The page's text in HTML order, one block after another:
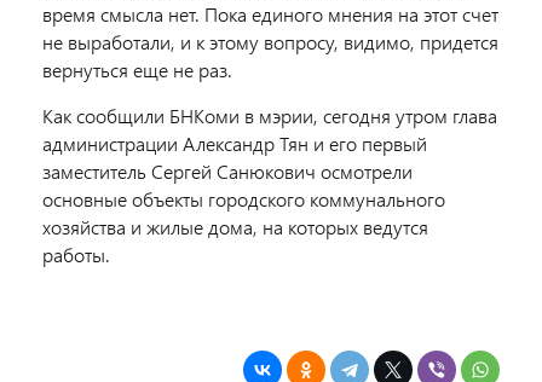
время смысла нет. Пока единого мнения на этот счет
не выработали, и к этому вопросу, видимо, придется
вернуться еще не раз.
Как сообщили БНКоми в мэрии, сегодня утром глава
администрации Александр Тян и его первый
заместитель Сергей Санюкович осмотрели
основные объекты городского коммунального
хозяйства и жилые дома, на которых ведутся
работы.